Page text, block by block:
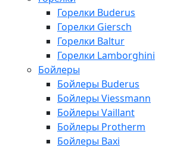
Горелки Buderus
Горелки Giersch
Горелки Baltur
Горелки Lamborghini
Бойлеры
Бойлеры Buderus
Бойлеры Viessmann
Бойлеры Vaillant
Бойлеры Protherm
Бойлеры Baxi